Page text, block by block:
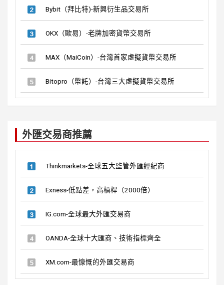
Bybit（拜比特)-新興衍生品交易所
OKX（歐易）-老牌加密貨幣交易所
MAX（MaiCoin）-台灣首家虛擬貨幣交易所
Bitopro（幣託）-台灣三大虛擬貨幣交易所
外匯交易商推薦
Thinkmarkets-全球五大監管外匯經紀商
Exness-低點差，高槓桿（2000倍）
IG.com-全球最大外匯交易商
OANDA-全球十大匯商、技術指標齊全
XM.com-最慷慨的外匯交易商